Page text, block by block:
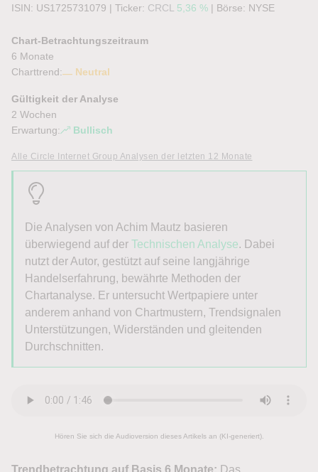
ISIN: US1725731079 | Ticker: CRCL 5,36 % | Börse: NYSE
Chart-Betrachtungszeitraum
6 Monate
Charttrend:
Neutral
Gültigkeit der Analyse
2 Wochen
Erwartung:
Bullisch
Alle Circle Internet Group Analysen der letzten 12 Monate
Die Analysen von Achim Mautz basieren
überwiegend auf der Technischen Analyse. Dabei
nutzt der Autor, gestützt auf seine langjährige
Handelserfahrung, bewährte Methoden der
Chartanalyse. Er untersucht Wertpapiere unter
anderem anhand von Chartmustern, Trendsignalen
Unterstützungen, Widerständen und gleitenden
Durchschnitten.
Hören Sie sich die Audioversion dieses Artikels an (KI-generiert).
Trendbetrachtung auf Basis 6 Monate: Das